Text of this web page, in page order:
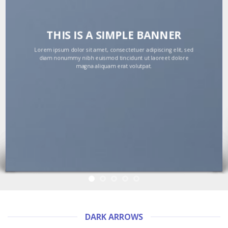
THIS IS A SIMPLE BANNER
Lorem ipsum dolor sit amet, consectetuer adipiscing elit, sed
diam nonummy nibh euismod tincidunt ut laoreet dolore
magna aliquam erat volutpat.
DARK ARROWS